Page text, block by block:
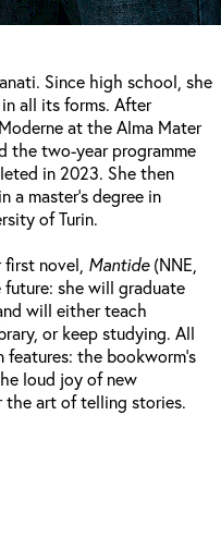
Since high school, she
all its forms. After
at the Alma Mater
the two-year programme
in 2023. She then
a master’s degree in
of Turin.
novel, Mantide(NNE,
she will graduate
will either teach
or keep studying. All
the bookworm’s
loud joy of new
the art of telling stories.